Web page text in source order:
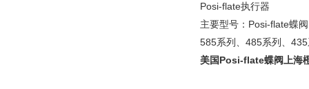
Posi-flate执行器
主要型号：Posi-flate蝶阀
585系列、485系列、
美国Posi-flate蝶阀上海